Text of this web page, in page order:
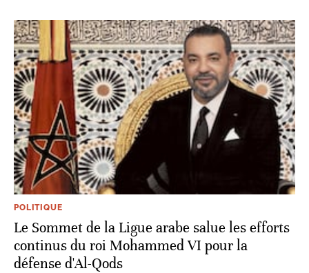
POLITIQUE
Le Sommet de la Ligue arabe salue les efforts
continus du roi Mohammed VI pour la
défense d'Al-Qods